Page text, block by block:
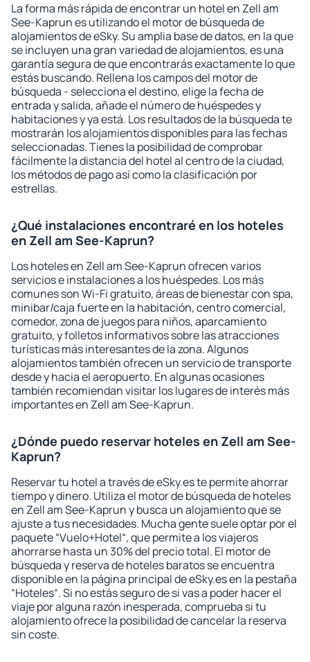
La forma más rápida de encontrar un hotel en Zell am
See-Kaprun es utilizando el motor de búsqueda de
alojamientos de eSky. Su amplia base de datos, en la que
se incluyen una gran variedad de alojamientos, es una
garantía segura de que encontrarás exactamente lo que
estás buscando. Rellena los campos del motor de
búsqueda - selecciona el destino, elige la fecha de
entrada y salida, añade el número de huéspedes y
habitaciones y ya está. Los resultados de la búsqueda te
mostrarán los alojamientos disponibles para las fechas
seleccionadas. Tienes la posibilidad de comprobar
fácilmente la distancia del hotel al centro de la ciudad,
los métodos de pago así como la clasificación por
estrellas.
¿Qué instalaciones encontraré en los hoteles
en Zell am See-Kaprun?
Los hoteles en Zell am See-Kaprun ofrecen varios
servicios e instalaciones a los huéspedes. Los más
comunes son Wi-Fi gratuito, áreas de bienestar con spa,
minibar/caja fuerte en la habitación, centro comercial,
comedor, zona de juegos para niños, aparcamiento
gratuito, y folletos informativos sobre las atracciones
turísticas más interesantes de la zona. Algunos
alojamientos también ofrecen un servicio de transporte
desde y hacia el aeropuerto. En algunas ocasiones
también recomiendan visitar los lugares de interés más
importantes en Zell am See-Kaprun.
¿Dónde puedo reservar hoteles en Zell am See-
Kaprun?
Reservar tu hotel a través de eSky.es te permite ahorrar
tiempo y dinero. Utiliza el motor de búsqueda de hoteles
en Zell am See-Kaprun y busca un alojamiento que se
ajuste a tus necesidades. Mucha gente suele optar por el
paquete “Vuelo+Hotel“, que permite a los viajeros
ahorrarse hasta un 30% del precio total. El motor de
búsqueda y reserva de hoteles baratos se encuentra
disponible en la página principal de eSky.es en la pestaña
“Hoteles“. Si no estás seguro de si vas a poder hacer el
viaje por alguna razón inesperada, comprueba si tu
alojamiento ofrece la posibilidad de cancelar la reserva
sin coste.